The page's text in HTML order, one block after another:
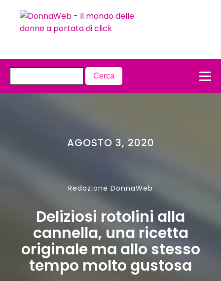
AGOSTO 3, 2020
Redazione DonnaWeb
Deliziosi rotolini alla
cannella, una ricetta
originale ma allo stesso
tempo molto gustosa